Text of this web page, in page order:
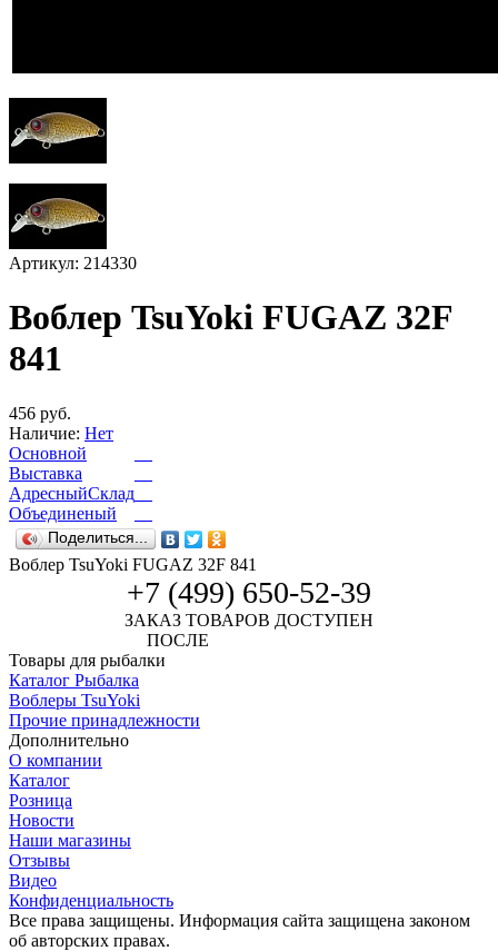
Артикул: 214330
Воблер TsuYoki FUGAZ 32F
841
456 руб.
Наличие: Нет
Основной
Выставка
АдресныйСклад
Объединеный
Поделиться...
Воблер TsuYoki FUGAZ 32F 841
+7 (499) 650-52-39
ЗАКАЗ ТОВАРОВ ДОСТУПЕН
ПОСЛЕ
Товары для рыбалки
Каталог Рыбалка
Воблеры TsuYoki
Прочие принадлежности
Дополнительно
О компании
Каталог
Розница
Новости
Наши магазины
Отзывы
Видео
Конфиденциальность
Все права защищены. Информация сайта защищена законом
об авторских правах.